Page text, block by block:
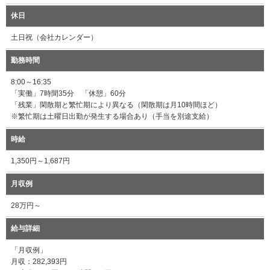
休日
土日祝（会社カレンダー）
勤務時間
8:00～16:35
「実働」7時間35分 「休憩」60分
「残業」閑散期と繁忙期により異なる（閑散期は月10時間ほど）
※繁忙期は土曜日出勤が発生する場合あり（手当を別途支給）
時給
1,350円～1,687円
月収例
28万円～
給与詳細
「月収例」
月収：282,393円